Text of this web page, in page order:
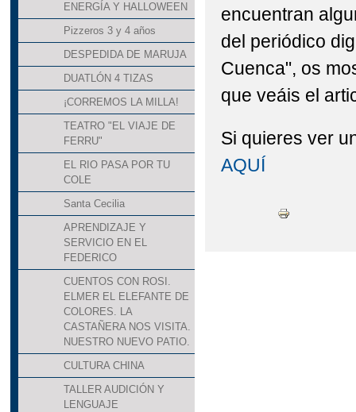
ENERGÍA Y HALLOWEEN
Pizzeros 3 y 4 años
DESPEDIDA DE MARUJA
DUATLÓN 4 TIZAS
¡CORREMOS LA MILLA!
TEATRO "EL VIAJE DE
FERRU"
EL RIO PASA POR TU
COLE
Santa Cecilia
APRENDIZAJE Y
SERVICIO EN EL
FEDERICO
CUENTOS CON ROSI.
ELMER EL ELEFANTE DE
COLORES. LA
CASTAÑERA NOS VISITA.
NUESTRO NUEVO PATIO.
CULTURA CHINA
TALLER AUDICIÓN Y
LENGUAJE
encuentran
del periódico
Cuenca", os
que veáis el
Si quieres ver
AQUÍ